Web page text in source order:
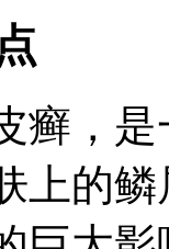
癣，
上的